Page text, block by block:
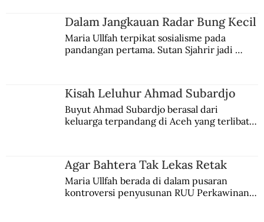
Jules Verne, Multatuli, hingga Sun Yat-sen.
Dalam Jangkauan Radar Bung Kecil
Maria Ullfah terpikat sosialisme pada
pandangan pertama. Sutan Sjahrir jadi
Kisah Leluhur Ahmad Subardjo
Buyut Ahmad Subardjo berasal dari
keluarga terpandang di Aceh yang terlibat
Agar Bahtera Tak Lekas Retak
Maria Ullfah berada di dalam pusaran
kontroversi penyusunan RUU Perkawinan.